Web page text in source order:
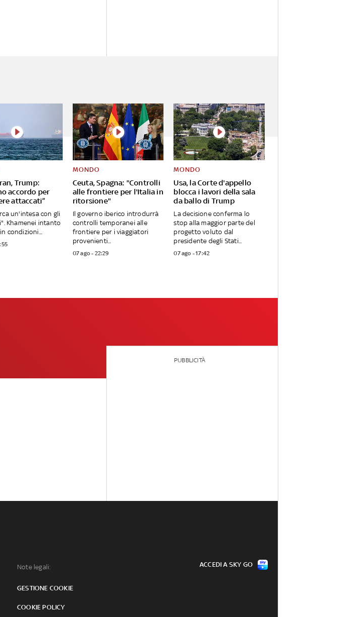
Trump:
accordo per
attaccati”
un'intesa con gli
Khamenei intanto
condizioni...
Ceuta, Spagna: "Controlli
alle frontiere per l'Italia in
ritorsione"
MONDO
Il governo iberico introdurrà
controlli temporanei alle
frontiere per i viaggiatori
provenienti...
07 ago - 22:29
Usa, la Corte d'appello
blocca i lavori della sala
da ballo di Trump
MONDO
La decisione conferma lo
stop alla maggior parte del
progetto voluto dal
presidente degli Stati...
07 ago - 17:42
PUBBLICITÀ
Note legali:
GESTIONE COOKIE
COOKIE POLICY
ACCEDI A SKY GO